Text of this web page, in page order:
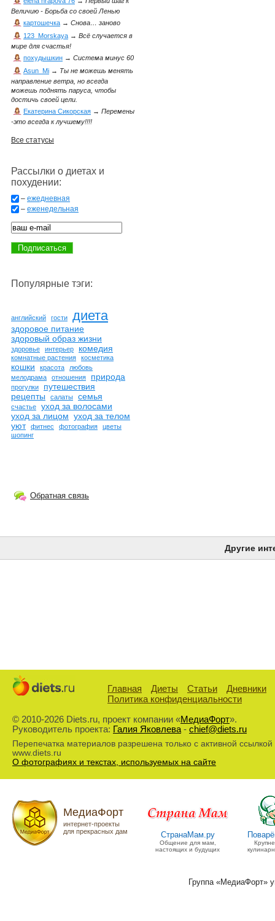
Величию - Борьба со своей Ленью
картошечка → Снова… заново
123_Morskaya → Всё случается в
мире для счастья!
похудышкин → Система минус 60
Asun_Mi → Ты не можешь менять
направление ветра, но всегда
можешь поднять паруса, чтобы
достичь своей цели.
Екатерина Сикорская → Перемены
-это всегда к лучшему!!!!
Все статусы
Рассылки о диетах и
похудении:
– ежедневная
– еженедельная
Популярные тэги:
английский гости диета
здоровое питание
здоровый образ жизни
здоровье интерьер комедия
комнатные растения косметика
кошки красота
любовь
мелодрама
отношения природа
прогулки
путешествия
рецепты
салаты семья
счастье
уход за волосами
уход за лицом уход за телом
уют
фитнес фотография
цветы
шопинг
Обратная связь
Другие
Главная Диеты Статьи
Дневники
Политика конфиденциальности
© 2010-2026 Diets.ru, проект компании «МедиаФорт».
Руководитель проекта: Галия Яковлева- chief@diets.ru
Перепечатка материалов разрешена только с активной ссылкой
www.diets.ru
О фотографиях и текстах, используемых на сайте
МедиаФорт
интернет-проекты
для прекрасных дам
СтранаМам.ру
Общение для мам,
настоящих и будущих
Группа «МедиаФорт»